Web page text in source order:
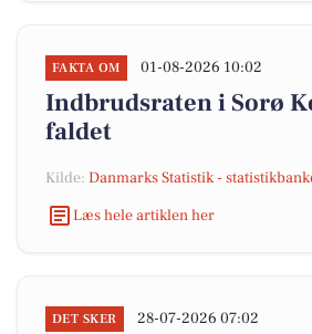
FAKTA OM 01-08-2026 10:02
Indbrudsraten i Sorø
faldet
Kilde: Danmarks Statistik -
Læs hele artiklen her
DET SKER 28-07-2026 07:02